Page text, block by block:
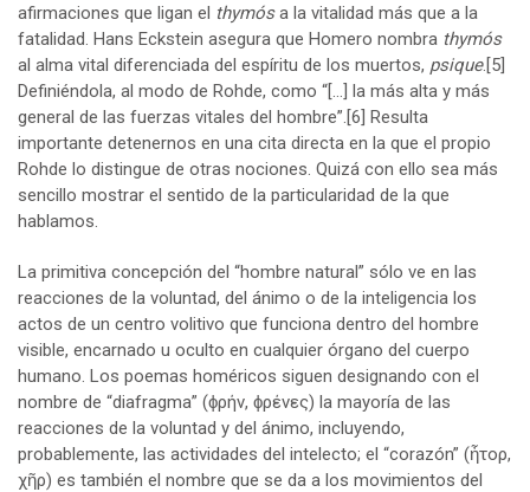
afirmaciones que ligan el thymósa la vitalidad más que a la
fatalidad. Hans Eckstein asegura que Homero nombra thymós
al alma vital diferenciada del espíritu de los muertos, psique.[5]
Definiéndola, al modo de Rohde, como “[…] la más alta y más
general de las fuerzas vitales del hombre”.[6] Resulta
importante detenernos en una cita directa en la que el propio
Rohde lo distingue de otras nociones. Quizá con ello sea más
sencillo mostrar el sentido de la particularidad de la que
hablamos.
La primitiva concepción del “hombre natural” sólo ve en las
reacciones de la voluntad, del ánimo o de la inteligencia los
actos de un centro volitivo que funciona dentro del hombre
visible, encarnado u oculto en cualquier órgano del cuerpo
humano. Los poemas homéricos siguen designando con el
nombre de “diafragma” (ϕρήν, ϕρένες) la mayoría de las
reacciones de la voluntad y del ánimo, incluyendo,
probablemente, las actividades del intelecto; el “corazón” (ἦτορ,
χῆρ) es también el nombre que se da a los movimientos del